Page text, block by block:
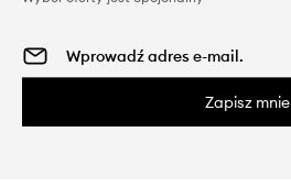
Zapisz mnie